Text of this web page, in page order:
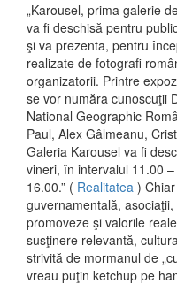
„Karousel, prima galerie
va fi deschisă pentru
şi va prezenta, pentru
realizate de fotografi
organizatorii. Printre
se vor număra cunoscuţii
National Geographic
Paul, Alex Gâlmeanu,
Galeria Karousel va fi
vineri, în intervalul 11.00
16.00.” ( Realitatea )
guvernamentală,
promoveze şi valorile
susţinere relevantă,
strivită de mormanul de
vreau puţin ketchup pe